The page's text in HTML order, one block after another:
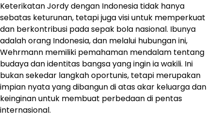
Keterikatan Jordy dengan Indonesia tidak hanya
sebatas keturunan, tetapi juga visi untuk memperkuat
dan berkontribusi pada sepak bola nasional. Ibunya
adalah orang Indonesia, dan melalui hubungan ini,
Wehrmann memiliki pemahaman mendalam tentang
budaya dan identitas bangsa yang ingin ia wakili. Ini
bukan sekedar langkah oportunis, tetapi merupakan
impian nyata yang dibangun di atas akar keluarga dan
keinginan untuk membuat perbedaan di pentas
internasional.